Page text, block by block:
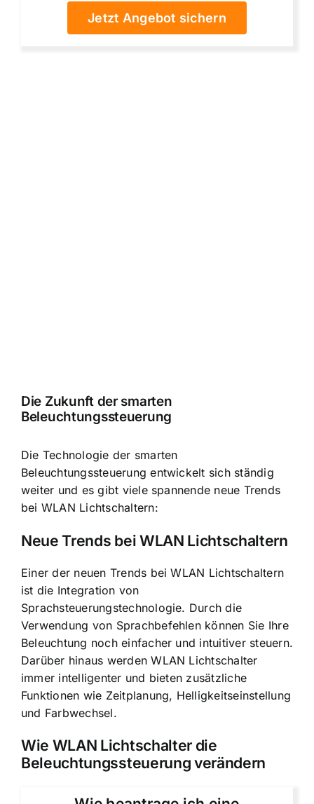
Jetzt Angebot sichern
Die Zukunft der smarten
Beleuchtungssteuerung
Die Technologie der smarten
Beleuchtungssteuerung entwickelt sich ständig
weiter und es gibt viele spannende neue Trends
bei WLAN Lichtschaltern:
Neue Trends bei WLAN Lichtschaltern
Einer der neuen Trends bei WLAN Lichtschaltern
ist die Integration von
Sprachsteuerungstechnologie. Durch die
Verwendung von Sprachbefehlen können Sie Ihre
Beleuchtung noch einfacher und intuitiver steuern.
Darüber hinaus werden WLAN Lichtschalter
immer intelligenter und bieten zusätzliche
Funktionen wie Zeitplanung, Helligkeitseinstellung
und Farbwechsel.
Wie WLAN Lichtschalter die
Beleuchtungssteuerung verändern